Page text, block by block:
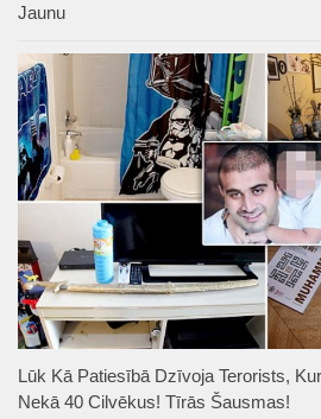
Jaunu
Lūk Kā Patiesībā Dzīvoja Terorists,
Nekā 40 Cilvēkus! Tīrās Šausmas!